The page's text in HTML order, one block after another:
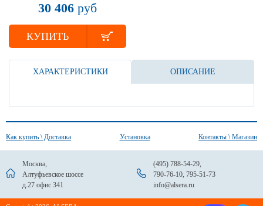
30 406 руб
КУПИТЬ
ХАРАКТЕРИСТИКИ ОПИСАНИЕ
Как купить \ Доставка Установка Контакты \ Магазин
Москва,
Алтуфьевское шоссе
д.27 офис 341
(495) 788-54-29,
790-76-10, 795-51-73
info@alsera.ru